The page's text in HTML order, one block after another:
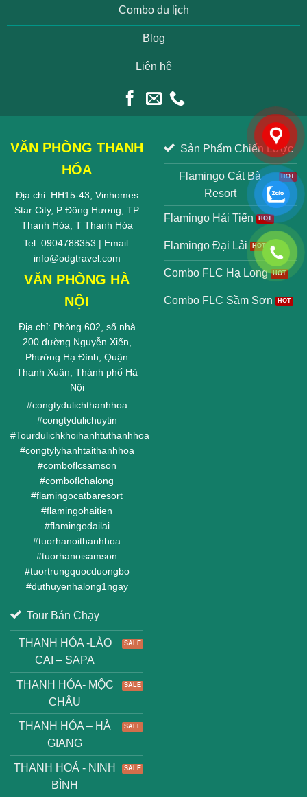
Combo du lịch
Blog
Liên hệ
VĂN PHÒNG THANH
HÓA
Địa chỉ: HH15-43, Vinhomes
Star City, P Đông Hương, TP
Thanh Hóa, T Thanh Hóa
Tel: 0904788353 | Email:
info@odgtravel.com
VĂN PHÒNG HÀ
NỘI
Địa chỉ: Phòng 602, số nhà
200 đường Nguyễn Xiển,
Phường Hạ Đình, Quận
Thanh Xuân, Thành phố Hà
Nội
#congtydulichthanhhoa
#congtydulichuytin
#Tourdulichkhoihanhtuthanhhoa
#congtylyhanhtaithanhhoa
#comboflcsamson
#comboflchalong
#flamingocatbaresort
#flamingohaitien
#flamingodailai
#tuorhanoithanhhoa
#tuorhanoisamson
#tuortrungquocduongbo
#duthuyenhalong1ngay
Sản Phẩm Chiến Lược
Flamingo Cát Bà
Resort
Flamingo Hải Tiến
Flamingo Đại Lải
Combo FLC Hạ Long
Combo FLC Sầm Sơn
Tour Bán Chạy
THANH HÓA -LÀO
CAI – SAPA
THANH HÓA- MỘC
CHÂU
THANH HÓA – HÀ
GIANG
THANH HOÁ - NINH
BÌNH